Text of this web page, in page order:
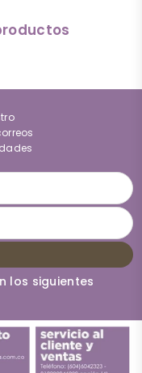
los siguientes